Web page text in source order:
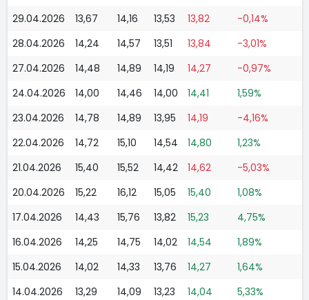
29.04.2026
13,67 14,16 13,53 13,82
-0,14%
28.04.2026
14,24 14,57 13,51 13,84
-3,01%
27.04.2026
14,48 14,89 14,19 14,27
-0,97%
24.04.2026
14,00 14,46 14,00 14,41
1,59%
23.04.2026
14,78 14,89 13,95 14,19
-4,16%
22.04.2026
14,72 15,10 14,54 14,80
1,23%
21.04.2026
15,40 15,52 14,42 14,62
-5,03%
20.04.2026
15,22 16,12 15,05 15,40
1,08%
17.04.2026
14,43 15,76 13,82 15,23
4,75%
16.04.2026
14,25 14,75 14,02 14,54
1,89%
15.04.2026
14,02 14,33 13,76 14,27
1,64%
14.04.2026
13,29 14,09 13,23 14,04
5,33%